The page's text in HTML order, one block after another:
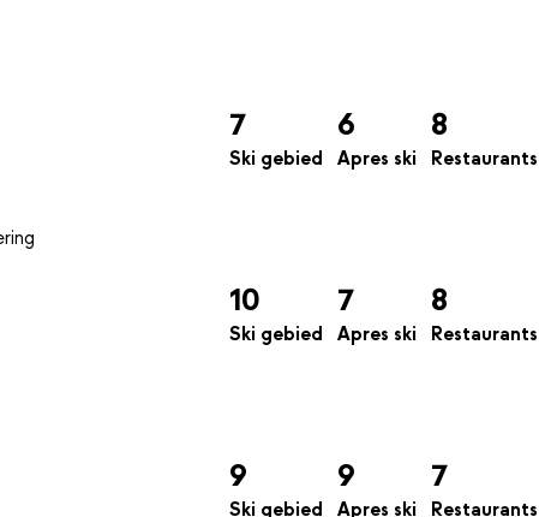
7
Ski gebied
6
Apres ski
8
Restaurants
10
Ski gebied
7
Apres ski
8
Restaurants
9
Ski gebied
9
Apres ski
7
Restaurants